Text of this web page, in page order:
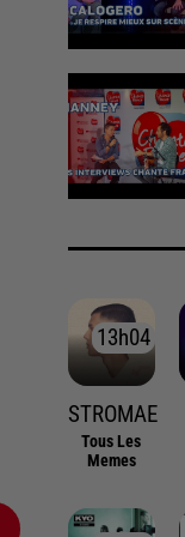
13h04
13h04
STROMAE
Tous Les
Memes